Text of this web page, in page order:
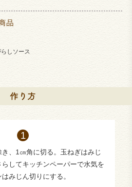
品
しソース
き、1㎝角に切る。玉ねぎはみじ
してキッチンペーパーで水気を
みじん切りにする。